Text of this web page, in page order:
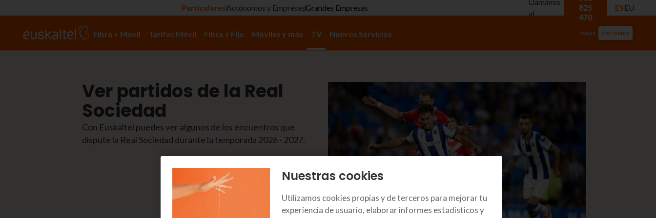
ParticularesAutónomos y EmpresasGrandes Empresas
al
825
470
ES EU
Fibra + Móvil Tarifas Móvil Fibra + Fijo Móviles y más TV Nuevos Servicios Ayuda Soy cliente
Ver partidos de la Real
Sociedad
Con Euskaltel puedes ver algunos de los encuentros que
dispute la Real Sociedad durante la temporada 2026 - 2027.
Nuestras cookies
Utilizamos cookies propias y de terceros para mejorar tu
experiencia de usuario, elaborar informes estadísticos y